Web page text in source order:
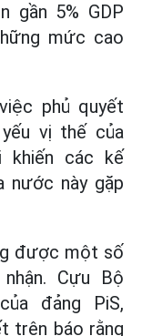
gần 5% GDP
mức cao
phủ quyết
vị thế của
khiến các kế
nước này gặp
được một số
Cựu Bộ
đảng PiS,
trên báo rằng